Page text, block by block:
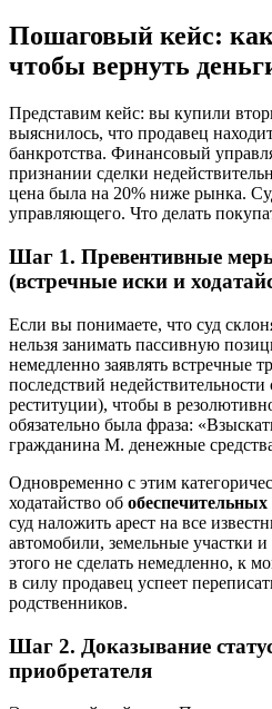
Пошаговый кейс: как
чтобы вернуть
Представим кейс: вы купили
выяснилось, что продавец
банкротства. Финансовый
признании сделки
цена была на 20% ниже рынка.
управляющего. Что делать
Шаг 1. Превентивные
(встречные иски и
Если вы понимаете, что суд
нельзя занимать пассивную
немедленно заявлять встречные
последствий
реституции), чтобы в
обязательно была фраза:
гражданина М. денежные
Одновременно с этим
ходатайство об
суд наложить арест на все
автомобили, земельные участки
этого не сделать немедленно, к
в силу продавец успеет
родственников.
Шаг 2. Доказывание
приобретателя